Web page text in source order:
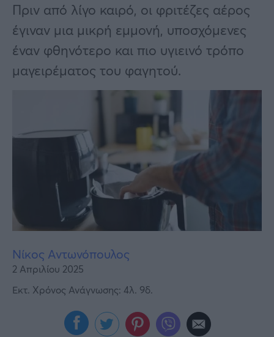
ΕΣΠΑ
Lifestyle
Αθλητικά
Υγεία
Πριν από λίγο καιρό, οι φριτέζες αέρος
έγιναν μια μικρή εμμονή, υποσχόμενες
έναν φθηνότερο και πιο υγιεινό τρόπο
μαγειρέματος του φαγητού.
Νίκος Αντωνόπουλος
2 Απριλίου 2025
Εκτ. Χρόνος Ανάγνωσης: 4λ. 9δ.